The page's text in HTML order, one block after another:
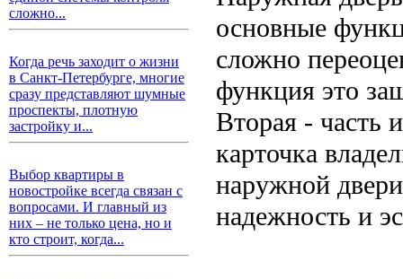
сложно...
Когда речь заходит о жизни
в Санкт-Петербурге, многие
сразу представляют шумные
проспекты, плотную
застройку и...
Выбор квартиры в
новостройке всегда связан с
вопросами. И главный из
них – не только цена, но и
кто строит, когда...
основные
сложно
функция это
Вторая - часть
карточка
наружной
надежность и